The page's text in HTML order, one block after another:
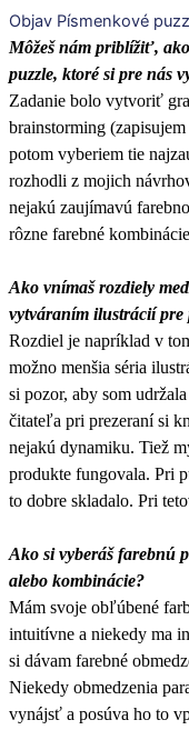
Objav Písmenkové
Môžeš nám priblížiť,
puzzle, ktoré si pre nás
Zadanie bolo vytvoriť
brainstorming
potom vyberiem tie
rozhodli z mojich
nejakú zaujímavú
rôzne farebné
Ako vnímaš rozdiely
vytváraním ilustrácií pre
Rozdiel je napríklad v
možno menšia séria
si pozor, aby som
čitateľa pri prezeraní si
nejakú dynamiku. Tiež
produkte fungovala. Pri
to dobre skladalo. Pri
Ako si vyberáš farebnú
alebo kombinácie?
Mám svoje obľúbené
intuitívne a niekedy ma
si dávam farebné
Niekedy obmedzenia
vynájsť a posúva ho to